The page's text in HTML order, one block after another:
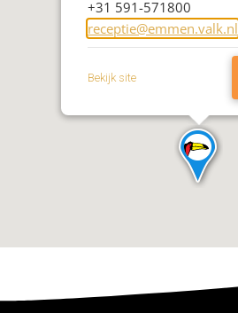
Woonplaats
Telefoon
+31 591-571800
E-
mailadres
receptie@emmen.valk.nl
Bekijk site